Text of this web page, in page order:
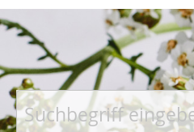
Suche